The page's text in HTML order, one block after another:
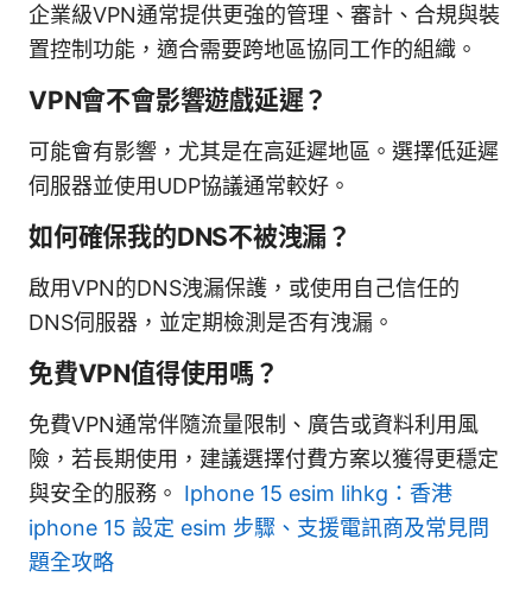
企業級VPN通常提供更強的管理、審計、合規與裝
置控制功能，適合需要跨地區協同工作的組織。
VPN會不會影響遊戲延遲？
可能會有影響，尤其是在高延遲地區。選擇低延遲
伺服器並使用UDP協議通常較好。
如何確保我的DNS不被洩漏？
啟用VPN的DNS洩漏保護，或使用自己信任的
DNS伺服器，並定期檢測是否有洩漏。
免費VPN值得使用嗎？
免費VPN通常伴隨流量限制、廣告或資料利用風
險，若長期使用，建議選擇付費方案以獲得更穩定
與安全的服務。 Iphone 15 esim lihkg：香港
iphone 15 設定 esim 步驟、支援電訊商及常見問
題全攻略